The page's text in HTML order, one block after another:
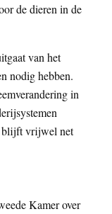
de dieren in de
van het
nodig hebben.
in
blijft vrijwel net
Kamer over